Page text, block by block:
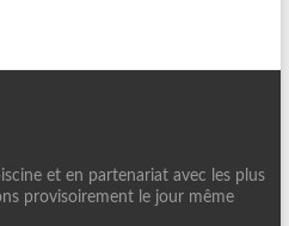
et en partenariat avec les plus
provisoirement le jour même